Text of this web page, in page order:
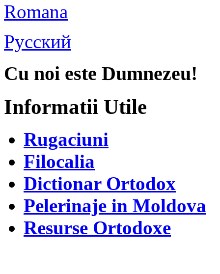
Romana
Русский
Cu noi este Dumnezeu!
Informatii Utile
Rugaciuni
Filocalia
Dictionar Ortodox
Pelerinaje in Moldova
Resurse Ortodoxe